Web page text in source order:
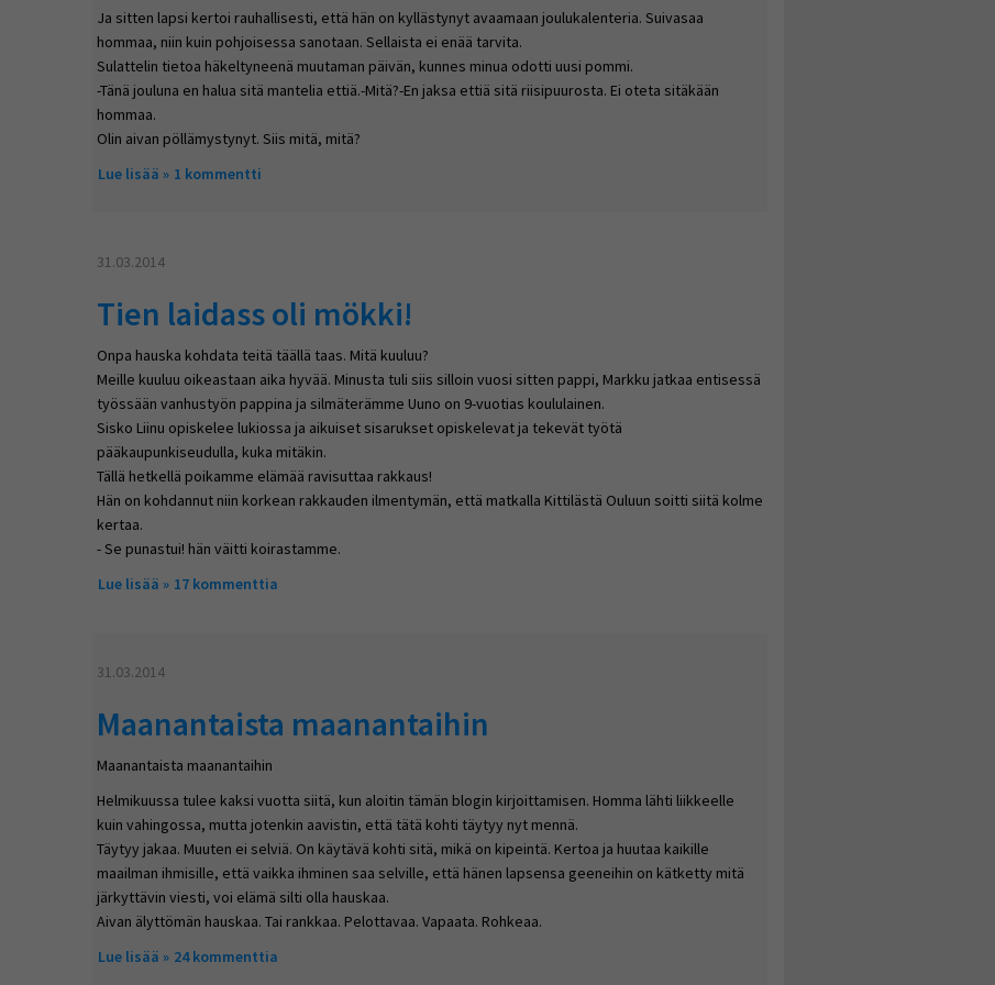
Ja sitten lapsi kertoi rauhallisesti, että hän on kyllästynyt avaamaan joulukalenteria. Suivasaa
hommaa, niin kuin pohjoisessa sanotaan. Sellaista ei enää tarvita.
Sulattelin tietoa häkeltyneenä muutaman päivän, kunnes minua odotti uusi pommi.
-Tänä jouluna en halua sitä mantelia ettiä.-Mitä?-En jaksa ettiä sitä riisipuurosta. Ei oteta sitäkään
hommaa.
Olin aivan pöllämystynyt. Siis mitä, mitä?
Lue lisää about Pikkupoika has gone!
1 kommentti
31.03.2014
Tien laidass oli mökki!
Onpa hauska kohdata teitä täällä taas. Mitä kuuluu?
Meille kuuluu oikeastaan aika hyvää. Minusta tuli siis silloin vuosi sitten pappi, Markku jatkaa entisessä
työssään vanhustyön pappina ja silmäterämme Uuno on 9-vuotias koululainen.
Sisko Liinu opiskelee lukiossa ja aikuiset sisarukset opiskelevat ja tekevät työtä
pääkaupunkiseudulla, kuka mitäkin.
Tällä hetkellä poikamme elämää ravisuttaa rakkaus!
Hän on kohdannut niin korkean rakkauden ilmentymän, että matkalla Kittilästä Ouluun soitti siitä kolme
kertaa.
- Se punastui! hän väitti koirastamme.
Lue lisää about Tien laidass oli mökki!
17 kommenttia
31.03.2014
Maanantaista maanantaihin
Maanantaista maanantaihin
Helmikuussa tulee kaksi vuotta siitä, kun aloitin tämän blogin kirjoittamisen. Homma lähti liikkeelle
kuin vahingossa, mutta jotenkin aavistin, että tätä kohti täytyy nyt mennä.
Täytyy jakaa. Muuten ei selviä. On käytävä kohti sitä, mikä on kipeintä. Kertoa ja huutaa kaikille
maailman ihmisille, että vaikka ihminen saa selville, että hänen lapsensa geeneihin on kätketty mitä
järkyttävin viesti, voi elämä silti olla hauskaa.
Aivan älyttömän hauskaa. Tai rankkaa. Pelottavaa. Vapaata. Rohkeaa.
Lue lisää about Maanantaista maanantaihin
24 kommenttia